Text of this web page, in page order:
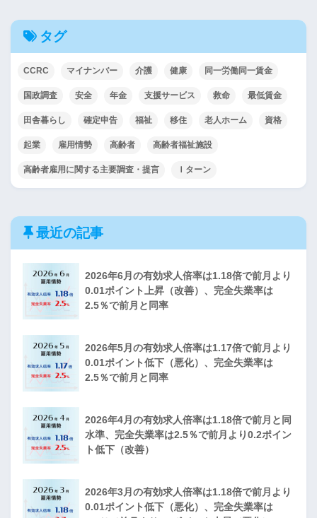
タグ
CCRC マイナンバー 介護 健康 同一労働同一賃金
国政調査 安全 年金 支援サービス 救命 最低賃金
田舎暮らし 確定申告 福祉 移住 老人ホーム 資格
起業 雇用情勢 高齢者 高齢者福祉施設
高齢者雇用に関する主要調査・提言 Ｉターン
最近の記事
2026年6月の有効求人倍率は1.18倍で前月より
0.01ポイント上昇（改善）、完全失業率は
2.5％で前月と同率
2026年5月の有効求人倍率は1.17倍で前月より
0.01ポイント低下（悪化）、完全失業率は
2.5％で前月と同率
2026年4月の有効求人倍率は1.18倍で前月と同
水準、完全失業率は2.5％で前月より0.2ポイン
ト低下（改善）
2026年3月の有効求人倍率は1.18倍で前月より
0.01ポイント低下（悪化）、完全失業率は